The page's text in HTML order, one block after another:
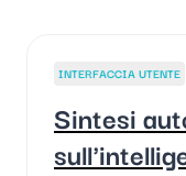
INTERFACCIA UTENTE
Sintesi